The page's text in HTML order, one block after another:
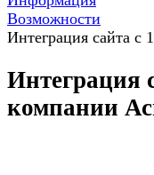
Возможности
Интеграция сайта с
Интеграция
компании